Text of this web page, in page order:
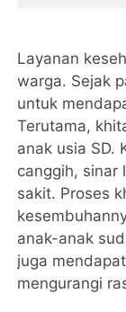
Layanan
warga. Sejak
untuk
Terutama,
anak usia SD.
canggih, sinar
sakit. Proses
anak-anak
juga
mengurangi